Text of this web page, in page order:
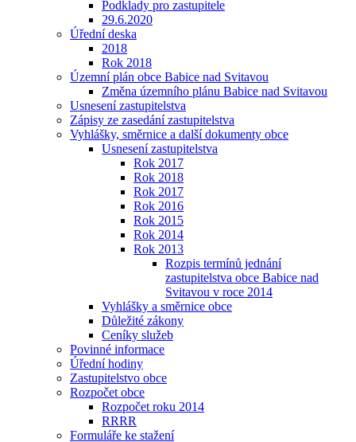
Podklady pro zastupitele
29.6.2020
Úřední deska
2018
Rok 2018
Územní plán obce Babice nad Svitavou
Změna územního plánu Babice nad Svitavou
Usnesení zastupitelstva
Zápisy ze zasedání zastupitelstva
Vyhlášky, směrnice a další dokumenty obce
Usnesení zastupitelstva
Rok 2017
Rok 2018
Rok 2017
Rok 2016
Rok 2015
Rok 2014
Rok 2013
Rozpis termínů jednání
zastupitelstva obce Babice nad
Svitavou v roce 2014
Vyhlášky a směrnice obce
Důležité zákony
Ceníky služeb
Povinné informace
Úřední hodiny
Zastupitelstvo obce
Rozpočet obce
Rozpočet roku 2014
RRRR
Formuláře ke stažení